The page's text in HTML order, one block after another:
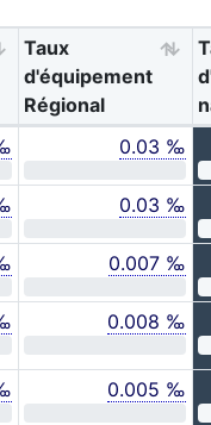
Taux
d'équipement
Régional
0.03 ‰
0.03 ‰
0.007 ‰
0.008 ‰
0.005 ‰